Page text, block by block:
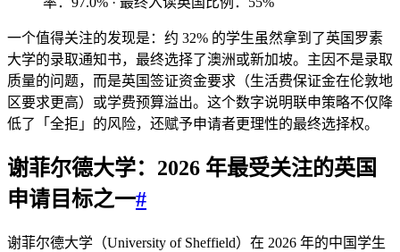
一个值得关注的发现是：约 32% 的学生虽然拿到了英国罗素
大学的录取通知书，最终选择了澳洲或新加坡。主因不是录取
质量的问题，而是英国签证资金要求（生活费保证金在伦敦地
区要求更高）或学费预算溢出。这个数字说明联申策略不仅降
低了「全拒」的风险，还赋予申请者更理性的最终选择权。
谢菲尔德大学：2026 年最受关注的英国
申请目标之一#
谢菲尔德大学（University of Sheffield）在 2026 年的中国学生